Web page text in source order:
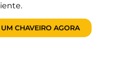
CHAVEIRO AGORA